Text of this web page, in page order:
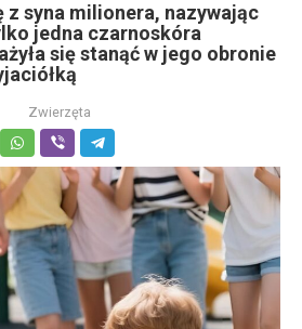
z syna milionera, nazywając
jedna czarnoskóra
się stanąć w jego obronie
Zwierzęta